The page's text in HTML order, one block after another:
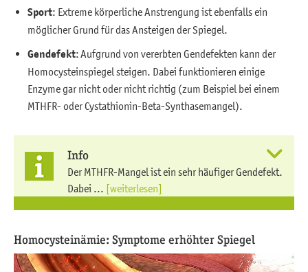
Sport: Extreme körperliche Anstrengung ist ebenfalls ein
möglicher Grund für das Ansteigen der Spiegel.
Gendefekt: Aufgrund von vererbten Gendefekten kann der
Homocysteinspiegel steigen. Dabei funktionieren einige
Enzyme gar nicht oder nicht richtig (zum Beispiel bei einem
MTHFR- oder Cystathionin-Beta-Synthasemangel).
Info
Der MTHFR-Mangel ist ein sehr häufiger Gendefekt.
Dabei ... [weiterlesen]
Homocysteinämie: Symptome erhöhter Spiegel